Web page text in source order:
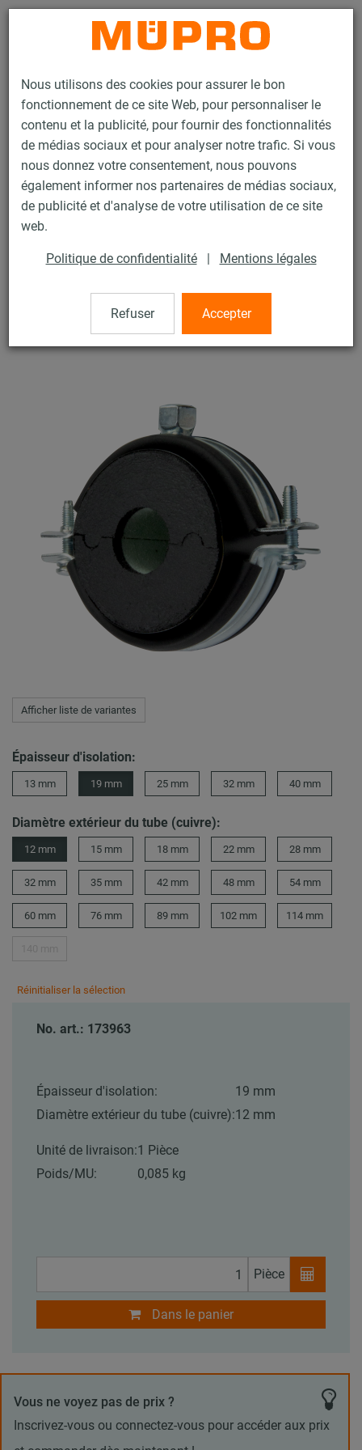
Nous utilisons des cookies pour assurer le bon
fonctionnement de ce site Web, pour personnaliser le
contenu et la publicité, pour fournir des fonctionnalités
de médias sociaux et pour analyser notre trafic. Si vous
nous donnez votre consentement, nous pouvons
également informer nos partenaires de médias sociaux,
de publicité et d'analyse de votre utilisation de ce site
web.
Politique de confidentialité | Mentions légales
Refuser Accepter
Contact
Produits Technique de fixation
Colliers
Collier coquille ÉCOLIGHT®
Collier coquille ÉCOLIGHT®
Collier Ecolight 12/19
Afficher liste de variantes
Épaisseur d'isolation:
13 mm 19 mm 25 mm 32 mm 40 mm
Diamètre extérieur du tube (cuivre):
12 mm 15 mm 18 mm 22 mm 28 mm
32 mm 35 mm 42 mm 48 mm 54 mm
60 mm 76 mm 89 mm 102 mm 114 mm
Réinitialiser la sélection
No. art.: 173963
Épaisseur d'isolation:
19 mm
Diamètre extérieur du tube (cuivre):12 mm
Unité de livraison:1 Pièce
Poids/MU:
0,085 kg
Pièce
Dans le panier
Vous ne voyez pas de prix ?
Inscrivez-vous ou connectez-vous pour accéder aux prix